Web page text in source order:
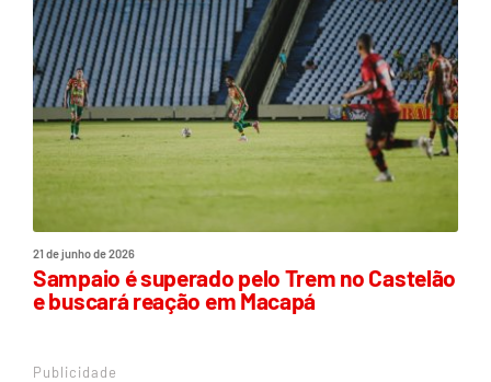
21 de junho de 2026
Sampaio é superado pelo Trem no Castelão
e buscará reação em Macapá
Publicidade